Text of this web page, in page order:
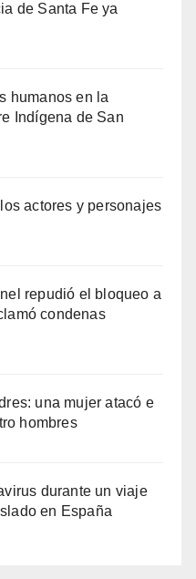
de Santa Fe ya
humanos en la
Indígena de San
actores y personajes
repudió el bloqueo a
condenas
una mujer atacó e
hombres
durante un viaje
en España